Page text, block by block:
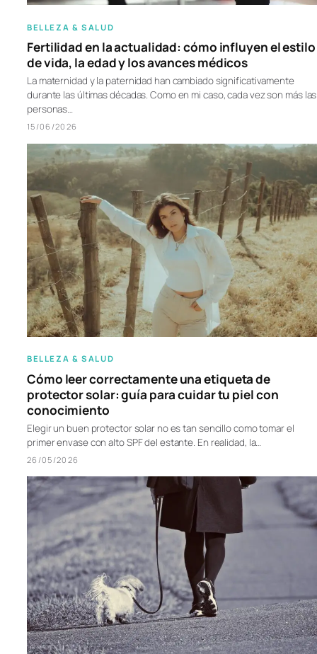
BELLEZA & SALUD
Fertilidad en la actualidad: cómo influyen el estilo
de vida, la edad y los avances médicos
La maternidad y la paternidad han cambiado significativamente
durante las últimas décadas. Como en mi caso, cada vez son más las
personas…
15/06/2026
BELLEZA & SALUD
Cómo leer correctamente una etiqueta de
protector solar: guía para cuidar tu piel con
conocimiento
Elegir un buen protector solar no es tan sencillo como tomar el
primer envase con alto SPF del estante. En realidad, la…
26/05/2026